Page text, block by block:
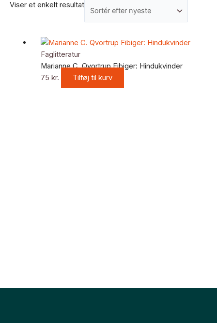
Viser et enkelt resultat
Faglitteratur
Marianne C. Qvortrup Fibiger: Hindukvinder
75 kr. Tilføj til kurv